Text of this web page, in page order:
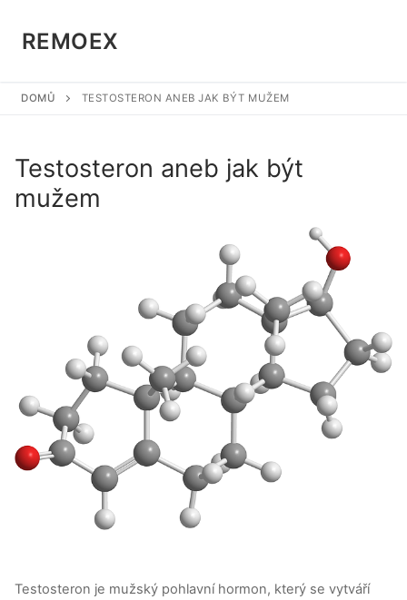
REMOEX
DOMŮ TESTOSTERON ANEB JAK BÝT MUŽEM
Testosteron aneb jak být
mužem
Testosteron je mužský pohlavní hormon, který se vytváří